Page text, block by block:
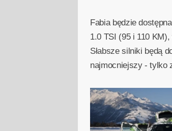
Fabia będzie
1.0 TSI (95 i 110
Słabsze silniki będą
najmocniejszy - tylko